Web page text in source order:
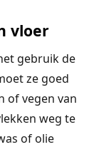
vloer
gebruik de
ze goed
of vegen van
weg te
of olie